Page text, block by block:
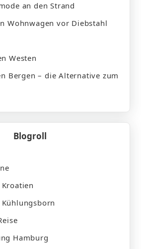
an den Strand
Wohnwagen vor Diebstahl
Westen
Bergen – die Alternative zum
Blogroll
Hamburg